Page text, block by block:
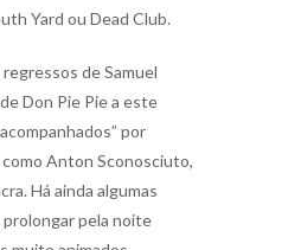
Yard ou Dead Club.
de Samuel
Don Pie Pie a este
por
Anton Sconosciuto,
Há ainda algumas
pela noite